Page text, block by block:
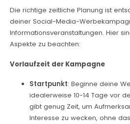
Die richtige zeitliche Planung ist
deiner Social-Media-
Informationsveranstaltungen. Hier
Aspekte zu beachten:
Vorlaufzeit der Kampagne
Startpunkt: Beginne deine
idealerweise 10-14 Tage vor
gibt genug Zeit, um
Interesse zu wecken, ohne